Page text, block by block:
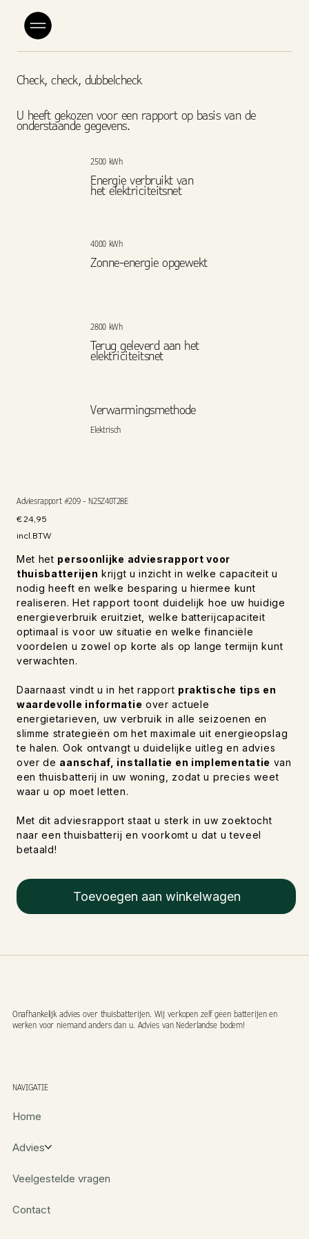
Check, check, dubbelcheck
U heeft gekozen voor een rapport op basis van de
onderstaande gegevens.
2500 kWh
Energie verbruikt van
het elektriciteitsnet
4000 kWh
Zonne-energie opgewekt
2800 kWh
Terug geleverd aan het
elektriciteitsnet
Elektrisch
Verwarmingsmethode
Adviesrapport #209 - N25Z40T28E
Prijs
€ 24,95
incl.BTW
Met het persoonlijke adviesrapport voor
thuisbatterijen krijgt u inzicht in welke capaciteit u
nodig heeft en welke besparing u hiermee kunt
realiseren. Het rapport toont duidelijk hoe uw huidige
energieverbruik eruitziet, welke batterijcapaciteit
optimaal is voor uw situatie en welke financiële
voordelen u zowel op korte als op lange termijn kunt
verwachten.
Daarnaast vindt u in het rapport praktische tips en
waardevolle informatie over actuele
energietarieven, uw verbruik in alle seizoenen en
slimme strategieën om het maximale uit energieopslag
te halen. Ook ontvangt u duidelijke uitleg en advies
over de aanschaf, installatie en implementatie van
een thuisbatterij in uw woning, zodat u precies weet
waar u op moet letten.
Met dit adviesrapport staat u sterk in uw zoektocht
naar een thuisbatterij en voorkomt u dat u teveel
betaald!
Toevoegen aan winkelwagen
NAVIGATIE
Onafhankelijk advies over thuisbatterijen. Wij verkopen zelf geen batterijen en
werken voor niemand anders dan u. Advies van Nederlandse bodem!
Home
Advies
Veelgestelde vragen
Contact